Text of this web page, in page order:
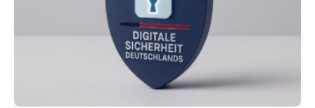
Informationen verarbeiten und häufig auch mit…